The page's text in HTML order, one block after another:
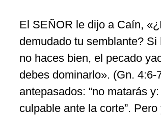
El SEÑOR le dijo a Caín,
demudado tu semblante?
no haces bien, el pecado
debes dominarlo». (Gn.
antepasados: “no matarás
culpable ante la corte”.